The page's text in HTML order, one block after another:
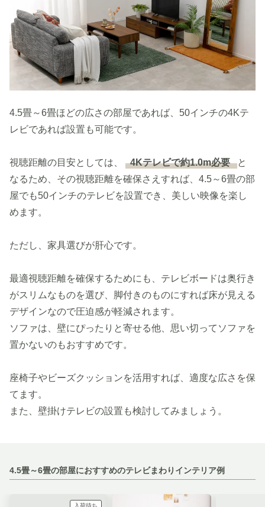
4.5畳～6畳ほどの広さの部屋であれば、50インチの4Kテ
レビであれば設置も可能です。
視聴距離の目安としては、 4Kテレビで約1.0m必要 と
なるため、その視聴距離を確保さえすれば、4.5～6畳の部
屋でも50インチのテレビを設置でき、美しい映像を楽し
めます。
ただし、家具選びが肝心です。
最適視聴距離を確保するためにも、テレビボードは奥行き
がスリムなものを選び、脚付きのものにすれば床が見える
デザインなので圧迫感が軽減されます。
ソファは、壁にぴったりと寄せる他、思い切ってソファを
置かないのもおすすめです。
座椅子やビーズクッションを活用すれば、適度な広さを保
てます。
また、壁掛けテレビの設置も検討してみましょう。
4.5畳～6畳の部屋におすすめのテレビまわりインテリア例
入荷待ち